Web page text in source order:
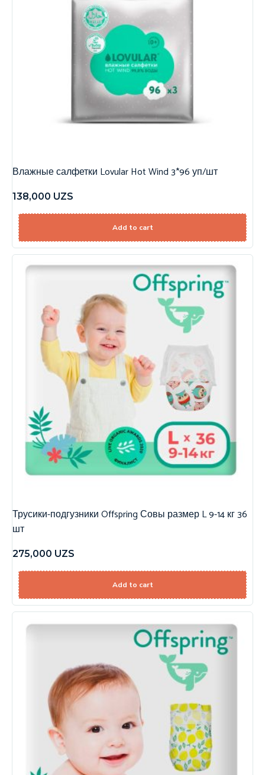
Влажные салфетки Lovular Hot Wind 3*96 уп/шт
138,000 UZS
Add to cart
Трусики-подгузники Offspring Совы размер L 9-14 кг 36
шт
275,000 UZS
Add to cart